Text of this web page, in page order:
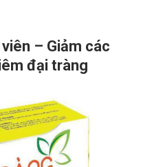
– Giảm các
đại tràng